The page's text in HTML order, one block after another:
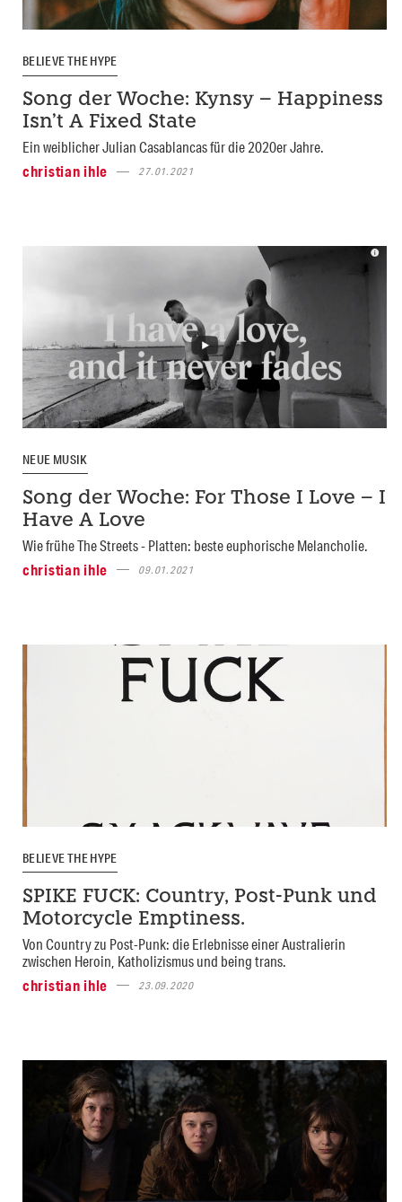
BELIEVE THE HYPE
Song der Woche: Kynsy – Happiness
Isn’t A Fixed State
Ein weiblicher Julian Casablancas für die 2020er Jahre.
christian ihle
27.01.2021
NEUE MUSIK
Song der Woche: For Those I Love – I
Have A Love
Wie frühe The Streets - Platten: beste euphorische Melancholie.
christian ihle
09.01.2021
BELIEVE THE HYPE
SPIKE FUCK: Country, Post-Punk und
Motorcycle Emptiness.
Von Country zu Post-Punk: die Erlebnisse einer Australierin
zwischen Heroin, Katholizismus und being trans.
christian ihle
23.09.2020